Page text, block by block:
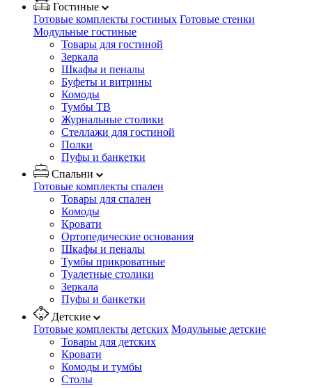
Гостиные
Готовые комплекты гостиных Готовые стенки
Модульные гостиные
Товары для гостиной
Зеркала
Шкафы и пеналы
Буфеты и витрины
Комоды
Тумбы ТВ
Журнальные столики
Стеллажи для гостиной
Полки
Пуфы и банкетки
Спальни
Готовые комплекты спален
Товары для спален
Комоды
Кровати
Ортопедические основания
Шкафы и пеналы
Тумбы прикроватные
Туалетные столики
Зеркала
Пуфы и банкетки
Детские
Готовые комплекты детских Модульные детские
Товары для детских
Кровати
Комоды и тумбы
Столы